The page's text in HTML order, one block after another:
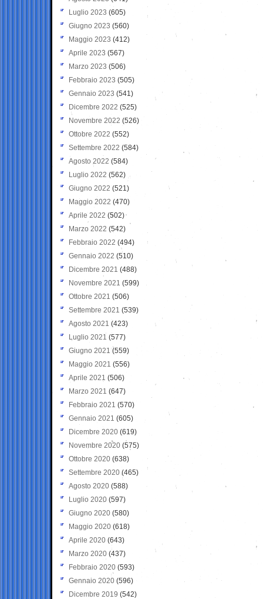
Luglio 2023 (605)
Giugno 2023 (560)
Maggio 2023 (412)
Aprile 2023 (567)
Marzo 2023 (506)
Febbraio 2023 (505)
Gennaio 2023 (541)
Dicembre 2022 (525)
Novembre 2022 (526)
Ottobre 2022 (552)
Settembre 2022 (584)
Agosto 2022 (584)
Luglio 2022 (562)
Giugno 2022 (521)
Maggio 2022 (470)
Aprile 2022 (502)
Marzo 2022 (542)
Febbraio 2022 (494)
Gennaio 2022 (510)
Dicembre 2021 (488)
Novembre 2021 (599)
Ottobre 2021 (506)
Settembre 2021 (539)
Agosto 2021 (423)
Luglio 2021 (577)
Giugno 2021(559)
Maggio 2021 (556)
Aprile 2021 (506)
Marzo 2021 (647)
Febbraio 2021 (570)
Gennaio 2021 (605)
Dicembre 2020 (619)
Novembre 2020 (575)
Ottobre 2020 (638)
Settembre 2020(465)
Agosto 2020 (588)
Luglio 2020 (597)
Giugno 2020 (580)
Maggio 2020 (618)
Aprile 2020 (643)
Marzo 2020 (437)
Febbraio 2020 (593)
Gennaio 2020 (596)
Dicembre 2019 (542)